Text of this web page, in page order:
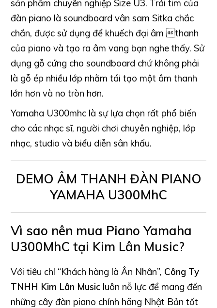
sản phẩm chuyên nghiệp Size U3. Trái tim của
đàn piano là soundboard vân sam Sitka chắc
chắn, được sử dụng để khuếch đại âm thanh
của piano và tạo ra âm vang bạn nghe thấy. Sử
dụng gỗ cứng cho soundboard chứ không phải
là gỗ ép nhiều lớp nhằm tái tạo một âm thanh
lớn hơn và no tròn hơn.
Yamaha U300mhc là sự lựa chọn rất phổ biến
cho các nhạc sĩ, người chơi chuyên nghiệp, lớp
nhạc, studio và biểu diễn sân khấu.
DEMO ÂM THANH ĐÀN PIANO
YAMAHA U300MhC
Vì sao nên mua Piano Yamaha
U300MhC tại Kim Lân Music?
Với tiêu chí “Khách hàng là Ân Nhân”, Công Ty
TNHH Kim Lân Music luôn nỗ lực để mang đến
những cây đàn piano chính hãng Nhật Bản tốt